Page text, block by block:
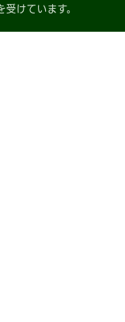
受けています。